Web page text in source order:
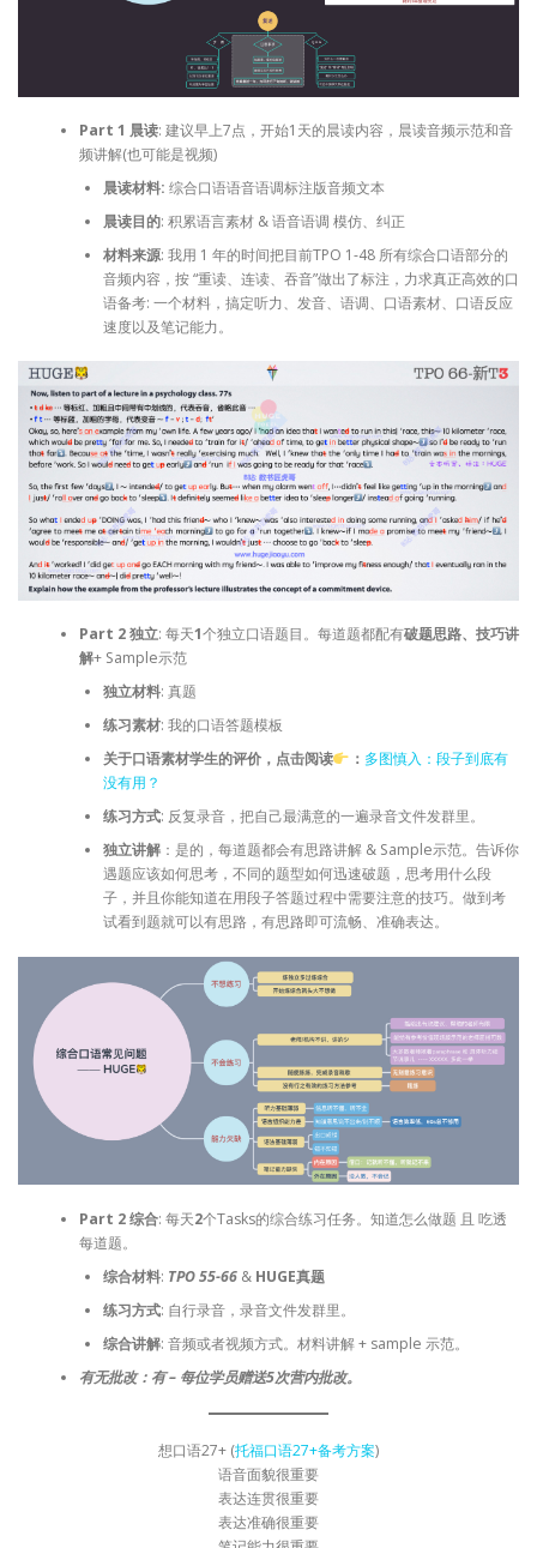
Part 1 晨读: 建议早上7点，开始1天的晨读内容，晨读音频示范和音
频讲解(也可能是视频)
晨读材料: 综合口语语音语调标注版音频文本
晨读目的: 积累语言素材 & 语音语调 模仿、纠正
材料来源: 我用 1 年的时间把目前TPO 1-48 所有综合口语部分的
音频内容，按 “重读、连读、吞音”做出了标注，力求真正高效的口
语备考: 一个材料，搞定听力、发音、语调、口语素材、口语反应
速度以及笔记能力。
Part 2 独立: 每天1个独立口语题目。每道题都配有破题思路、技巧讲
解+ Sample示范
独立材料: 真题
练习素材: 我的口语答题模板
关于口语素材学生的评价，点击阅读
： 多图慎入：段子到底有
没有用？
练习方式: 反复录音，把自己最满意的一遍录音文件发群里。
独立讲解：是的，每道题都会有思路讲解 & Sample示范。告诉你
遇题应该如何思考，不同的题型如何迅速破题，思考用什么段
子，并且你能知道在用段子答题过程中需要注意的技巧。做到考
试看到题就可以有思路，有思路即可流畅、准确表达。
Part 2 综合: 每天2个Tasks的综合练习任务。知道怎么做题 且 吃透
每道题。
综合材料: TPO 55-66& HUGE真题
练习方式: 自行录音，录音文件发群里。
综合讲解: 音频或者视频方式。材料讲解 + sample 示范。
有无批改：有 – 每位学员赠送5次营内批改。
想口语27+ (托福口语27+备考方案)
语音面貌很重要
表达连贯很重要
表达准确很重要